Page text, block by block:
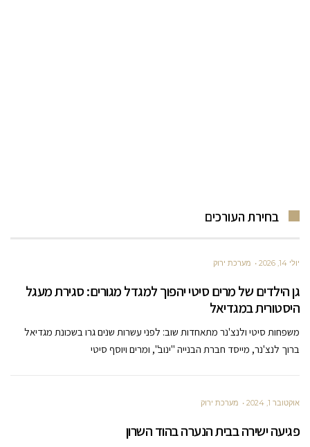
בחירת העורכים
יולי 14, 2026 מערכת ירוק
גן הילדים של מרים סיטי יהפוך למגדל מגורים: סגירת מעגל
היסטורית במגדיאל
משפחות סיטי ולנצ'נר מתאחדות שוב: לפני עשרות שנים גרו בשכונת מגדיאל
ברוך לנצ'נר, מייסד חברת הבנייה "ינוב", ומרים ויוסף סיטי
אוקטובר 1, 2024 מערכת ירוק
פגיעה ישירה בבית הנערה בהוד השרון